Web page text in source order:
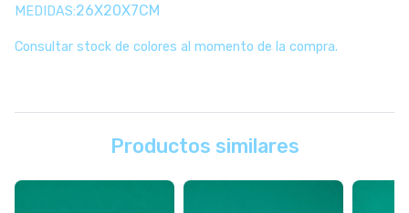
MEDIDAS:26X20X7CM
Consultar stock de colores al momento de la compra.
Productos similares